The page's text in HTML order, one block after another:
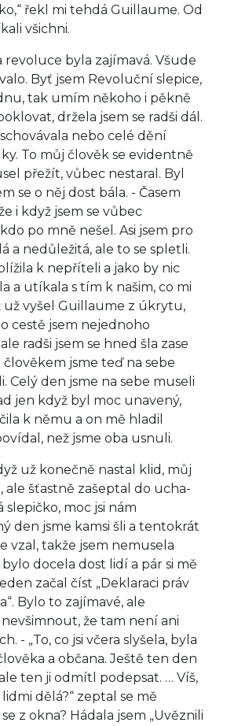
řekl mi tehdá Guillaume. Od
všichni.
byla zajímavá. Všude
Byť jsem Revoluční slepice,
tak umím někoho i pěkně
držela jsem se radši dál.
nebo celé dění
To můj člověk se evidentně
přežít, vůbec nestaral. Byl
se o něj dost bála. - Časem
i když jsem se vůbec
po mně nešel. Asi jsem pro
a nedůležitá, ale to se spletli.
k nepříteli a jako by nic
a utíkala s tím k našim, co mi
už vyšel Guillaume z úkrytu,
cestě jsem nejednoho
radši jsem se hned šla zase
člověkem jsme teď na sebe
Celý den jsme na sebe museli
jen když byl moc unavený,
k němu a on mě hladil
než jsme oba usnuli.
už konečně nastal klid, můj
ale šťastně zašeptal do ucha-
slepičko, moc jsi nám
den jsme kamsi šli a tentokrát
vzal, takže jsem nemusela
docela dost lidí a pár si mě
začal číst „Deklaraci práv
Bylo to zajímavé, ale
že tam není ani
- „To, co jsi včera slyšela, byla
a občana. Ještě ten den
ten ji odmítl podepsat. … Víš,
dělá?“ zeptal se mě
z okna? Hádala jsem „Uvěznili